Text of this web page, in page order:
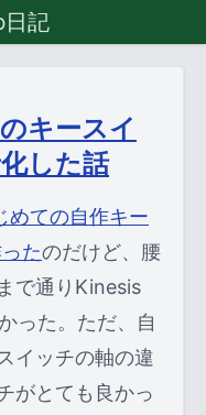
日記
キースイ
した話
めての自作キー
たのだけど、腰
で通りKinesis
った。ただ、自
イッチの軸の違
がとても良かっ